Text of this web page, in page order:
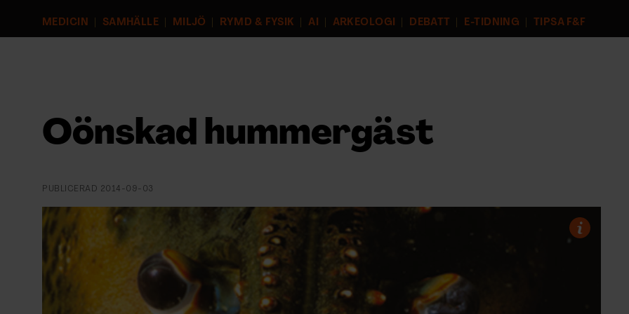
MEDICIN SAMHÄLLE MILJÖ RYMD & FYSIK AI ARKEOLOGI DEBATT E-TIDNING TIPSA F&F
EVENEMANG & RESOR
SKRIV I F&F
Oönskad hummergäst
PUBLICERAD 2014-09-03